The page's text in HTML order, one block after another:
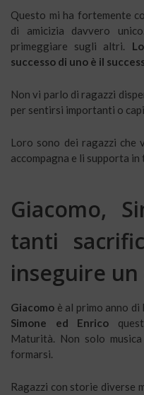
Questo mi ha fortemente
di amicizia davvero
primeggiare sugli altri.
successo di uno è il
Non vi parlo di ragazzi
per sentirsi importanti o
Loro sono dei ragazzi che
accompagna e li supporta
Giacomo,
tanti
inseguire un
Giacomo è al primo anno di
Simone ed Enrico
Maturità. Non solo
formarsi.
Ragazzi con storie diverse